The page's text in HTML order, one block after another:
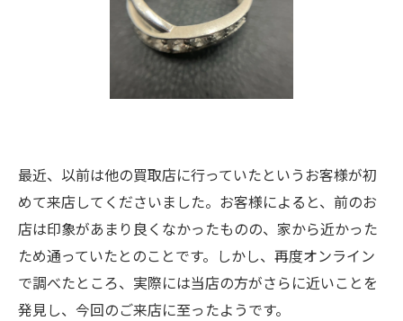
最近、以前は他の買取店に行っていたというお客様が初
めて来店してくださいました。お客様によると、前のお
店は印象があまり良くなかったものの、家から近かった
ため通っていたとのことです。しかし、再度オンライン
で調べたところ、実際には当店の方がさらに近いことを
発見し、今回のご来店に至ったようです。